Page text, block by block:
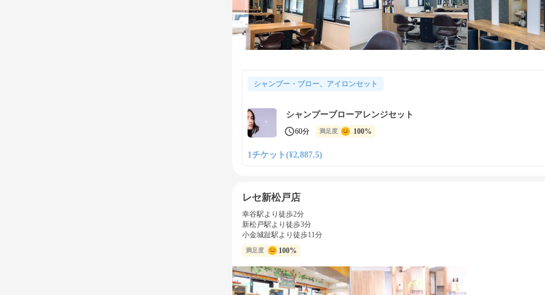
シャンプー・ブロー、アイロンセット
シャンプーブローアレンジセット
60分 満足度 100%
1チケット(¥2,887.5)
レセ新松戸店
幸谷駅より徒歩2分
新松戸駅より徒歩3分
小金城趾駅より徒歩11分
満足度 100%